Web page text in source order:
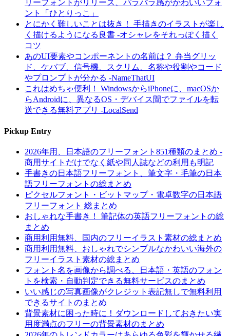
リーフォントがリリース、パラパラ感がかわいいフォ
ント「ひとりっこ」
とにかく難しいことは抜き！ 手描きのイラストが楽し
く描けるようになる良書 -オシャレをそれっぽく描く
コツ
あのUI要素やコンポーネントの名前は？ 弁当グリッ
ド、ケバブ、信号機、スクリム、名称や役割やコード
やプロンプトが分かる -NameThatUI
これはめちゃ便利！ WindowsからiPhoneに、macOSか
らAndroidに、異なるOS・デバイス間でファイルを転
送できる無料アプリ -LocalSend
Pickup Entry
2026年用、日本語のフリーフォント851種類のまとめ -
商用サイトだけでなく紙や同人誌などの利用も明記
手書きの日本語フリーフォント、筆文字・毛筆の日本
語フリーフォントの総まとめ
ピクセルフォント・ビットマップ・電卓数字の日本語
フリーフォント 総まとめ
おしゃれな手書き！ 筆記体の英語フリーフォントの総
まとめ
商用利用無料、国内のフリーイラスト素材の総まとめ
商用利用無料、おしゃれでシンプルなかわいい海外の
フリーイラスト素材の総まとめ
フォント名を画像から調べる、日本語・英語のフォン
トを検索・自動判定できる無料サービスのまとめ
いい感じの写真画像がクレジット表記無しで無料利用
できるサイトのまとめ
背景素材に困った時に！ダウンロードしておきたい実
用度満点のフリーの背景素材のまとめ